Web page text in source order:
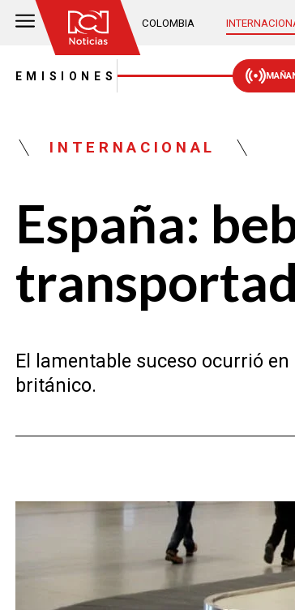
COLOMBIA
EMISIONES
INTERNACIONAL
España:
El lamentable suceso ocurrió
británico.